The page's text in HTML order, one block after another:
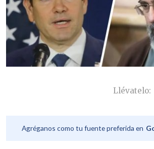
Llévatelo:
Agréganos como tu fuente preferida en